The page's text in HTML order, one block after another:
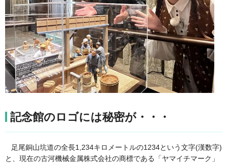
記念館のロゴには秘密が・・・
足尾銅山坑道の全長1,234キロメートルの1234という文字(漢数字)
と、現在の古河機械金属株式会社の商標である「ヤマイチマーク」